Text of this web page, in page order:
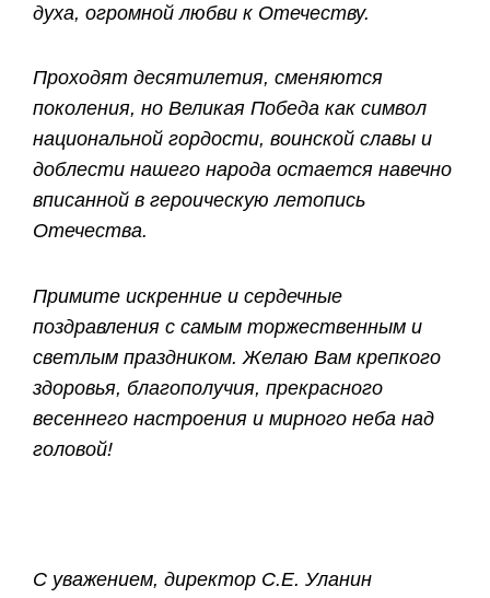
духа, огромной любви к Отечеству.
Проходят десятилетия, сменяются
поколения, но Великая Победа как символ
национальной гордости, воинской славы и
доблести нашего народа остается навечно
вписанной в героическую летопись
Отечества.
Примите искренние и сердечные
поздравления с самым торжественным и
светлым праздником. Желаю Вам крепкого
здоровья, благополучия, прекрасного
весеннего настроения и мирного неба над
головой!
С уважением, директор С.Е. Уланин